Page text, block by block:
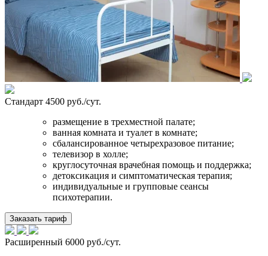
Стандарт 4500 руб./сут.
размещение в трехместной палате;
ванная комната и туалет в комнате;
сбалансированное четырехразовое питание;
телевизор в холле;
круглосуточная врачебная помощь и поддержка;
детоксикация и симптоматическая терапия;
индивидуальные и групповые сеансы
психотерапии.
Заказать тариф
Расширенный 6000 руб./сут.